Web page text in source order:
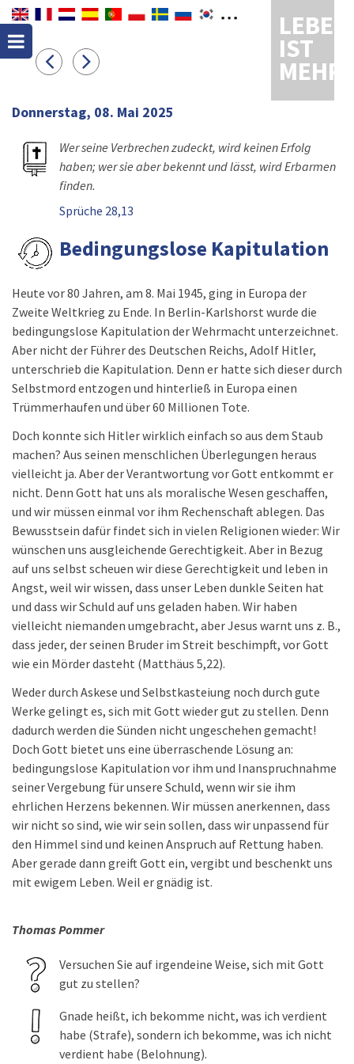
LEBEN
IST
MEHR
Donnerstag, 08. Mai 2025
Wer seine Verbrechen zudeckt, wird keinen Erfolg
haben; wer sie aber bekennt und lässt, wird Erbarmen
finden.
Sprüche 28,13
Bedingungslose Kapitulation
Heute vor 80 Jahren, am 8. Mai 1945, ging in Europa der
Zweite Weltkrieg zu Ende. In Berlin-Karlshorst wurde die
bedingungslose Kapitulation der Wehrmacht unterzeichnet.
Aber nicht der Führer des Deutschen Reichs, Adolf Hitler,
unterschrieb die Kapitulation. Denn er hatte sich dieser durch
Selbstmord entzogen und hinterließ in Europa einen
Trümmerhaufen und über 60 Millionen Tote.
Doch konnte sich Hitler wirklich einfach so aus dem Staub
machen? Aus seinen menschlichen Überlegungen heraus
vielleicht ja. Aber der Verantwortung vor Gott entkommt er
nicht. Denn Gott hat uns als moralische Wesen geschaffen,
und wir müssen einmal vor ihm Rechenschaft ablegen. Das
Bewusstsein dafür findet sich in vielen Religionen wieder: Wir
wünschen uns ausgleichende Gerechtigkeit. Aber in Bezug
auf uns selbst scheuen wir diese Gerechtigkeit und leben in
Angst, weil wir wissen, dass unser Leben dunkle Seiten hat
und dass wir Schuld auf uns geladen haben. Wir haben
vielleicht niemanden umgebracht, aber Jesus warnt uns z. B.,
dass jeder, der seinen Bruder im Streit beschimpft, vor Gott
wie ein Mörder dasteht (Matthäus 5,22).
Weder durch Askese und Selbstkasteiung noch durch gute
Werke gelingt es, sich mit Gott wieder gut zu stellen. Denn
dadurch werden die Sünden nicht ungeschehen gemacht!
Doch Gott bietet uns eine überraschende Lösung an:
bedingungslose Kapitulation vor ihm und Inanspruchnahme
seiner Vergebung für unsere Schuld, wenn wir sie ihm
ehrlichen Herzens bekennen. Wir müssen anerkennen, dass
wir nicht so sind, wie wir sein sollen, dass wir unpassend für
den Himmel sind und keinen Anspruch auf Rettung haben.
Aber gerade dann greift Gott ein, vergibt und beschenkt uns
mit ewigem Leben. Weil er gnädig ist.
Thomas Pommer
Versuchen Sie auf irgendeine Weise, sich mit Gott
gut zu stellen?
Gnade heißt, ich bekomme nicht, was ich verdient
habe (Strafe), sondern ich bekomme, was ich nicht
verdient habe (Belohnung).